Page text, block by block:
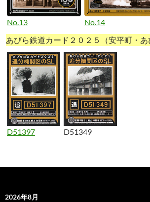
No.13
No.14
あびら鉄道カード２０２５（安平町・あ
D51397 D51349
2026年8月